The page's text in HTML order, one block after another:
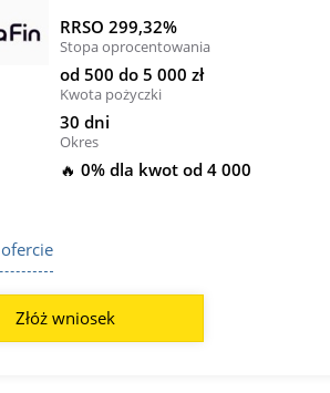
RRSO 299,32%
Stopa oprocentowania
od 500 do 5 000 zł
Kwota pożyczki
30 dni
Okres
🔥 0% dla kwot od 4 000
Złóż wniosek